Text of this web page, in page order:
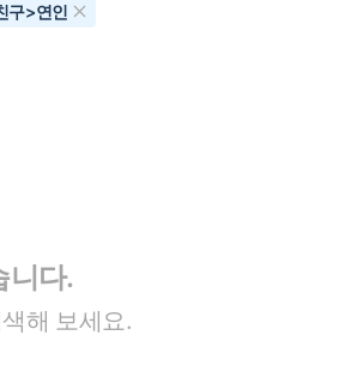
구>연인
니다.
해 보세요.